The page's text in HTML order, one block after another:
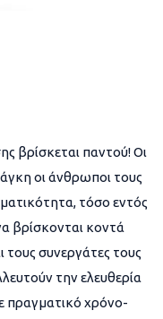
βρίσκεται παντού! Οι
οι άνθρωποι τους
τόσο εντός
βρίσκονται κοντά
τους συνεργάτες τους
την ελευθερία
πραγματικό χρόνο-